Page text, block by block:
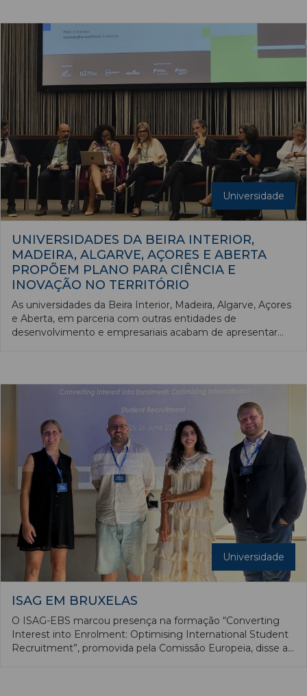
Universidade
UNIVERSIDADES DA BEIRA INTERIOR,
MADEIRA, ALGARVE, AÇORES E ABERTA
PROPÕEM PLANO PARA CIÊNCIA E
INOVAÇÃO NO TERRITÓRIO
As universidades da Beira Interior, Madeira, Algarve, Açores
e Aberta, em parceria com outras entidades de
desenvolvimento e empresariais acabam de apresentar
Universidade
ISAG EM BRUXELAS
O ISAG-EBS marcou presença na formação “Converting
Interest into Enrolment: Optimising International Student
Recruitment”, promovida pela Comissão Europeia, disse ao